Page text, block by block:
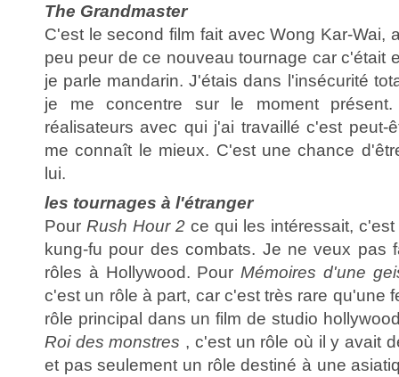
The Grandmaster
C'est le second film fait avec Wong Kar-Wai,
peu peur de ce nouveau tournage car c'était
je parle mandarin. J'étais dans l'insécurité
je me concentre sur le moment
réalisateurs avec qui j'ai travaillé c'est peut-
me connaît le mieux. C'est une chance
lui.
les tournages à l'étranger
Pour Rush Hour 2 ce qui les intéressait,
kung-fu pour des combats. Je ne veux pas
rôles à Hollywood. PourMémoires d'une
c'est un rôle à part, car c'est très rare qu'une
rôle principal dans un film de studio
Roi des monstres , c'est un rôle où il y avait
et pas seulement un rôle destiné à une